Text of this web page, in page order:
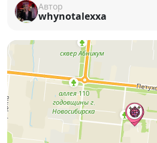
Русские сказки оживают и
улицы города!
Приглашаем всех творческих
стать участниками районного
«Русские сказки шагают по
собственный сказочный
героями народных преданий
🗓
КОНКУРС ПРОХОДИТ В
Автор
whynotalexxa